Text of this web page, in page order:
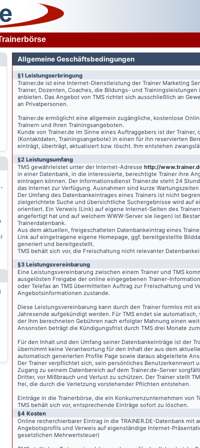
-
Allgemeine Geschäftsbedingungen
§1 Leistungserbringung
Trainer.de ist eine Internet-Dienstleistung der Trainer Marketing
Trainer, Dozenten, Coaches, die Bildungs- und
anbieten. Das Angebot von TMS richtet sich ausschließlich an
an Privatpersonen.
Trainer.de ermöglicht eine allgemein zugängliche, kostenlose
Trainern und Ihren Trainingsangeboten.
Kunde von Trainer.de im Sinne eines Auftraggebers ist der Trainer,
(Kontaktdaten, Trainingsangebote) in einen für ihn reservierten
einträgt, überträgt, aktualisiert bzw. löscht. Ihm entstehen
§2 Leistungsumfang
TMS gewährleistet unter der Internet-Adresse http://
in einer Datenbank, in die interessierte, berechtigte Trainer ihre
eintragen können. Der Informationsdienst Trainer.de steht 24
das Internet zur Verfügung. Ausnahmen sind kurze
Der Umfang des Datenbankeintrages eines Trainers ist nicht
zielgerichtete Suche und übersichtliche Suchergebnisse wird auf
orientiert. Ein Verweis (Link) auf eigene Internet-Seiten des
angefertigt hat und auf welchem WWW-Server sie liegen) ist
Trainerdatenbank.
Aus dem aktuellen, freigeschalteten Datenbankeintrag eines
Link auf eingetragene eigene Homepage, ggf. bereitgestellte
generiert und bereitgestellt.
TMS behält sich vor, die Freischaltung nicht relevanter
§3 Leistungsvereinbarung
Eine Leistungsvereinbarung zwischen einem Trainer und TMS
ausgelösten Freigabe der online eingegebenen Trainer-
oder Telefax an TMS übermittelten Auftrag zur Freischaltung und
Angebotsinformationen zustande.
Diese Leistungsvereinbarung kann durch den Trainer formlos mit
Jahresende aufgekündigt werden. Für TMS endet sie
der ihm berechneten Gebühren nach erfolgter Mahnung einen
Ansonsten beträgt die Kündigungsfrist durch TMS drei Monate
Für den Inhalt und den Umfang seiner Datenbankeinträge ist der
übernimmt keine Verantwortung für den Inhalt der aus dem
automatisch generierten Profile Page sowie daraus abgeleitete
Der Trainer verpflichtet sich, sein persönliches Benutzerkennwort
Zugang zu seinem Datenbereich auf dem Trainer.de-Server
Dritter, vor Mißbrauch und Verlust zu schützen. Der Trainer stellt
frei, die durch die Verletzung vorstehender Pflichten entstehen.
Einträge in die Trainerbörse, die ein Konkurrenzunternehmen von
TMS behält sich vor, entsprechende Einträge sofort zu löschen.
§4 Kosten
Online recherchierbarer Eintrag in die TRAINER.DE-Datenbank mit
Angebotsprofils und Verweis auf eigenständige Internet-
gesetzlichen Mehrwertsteuer)